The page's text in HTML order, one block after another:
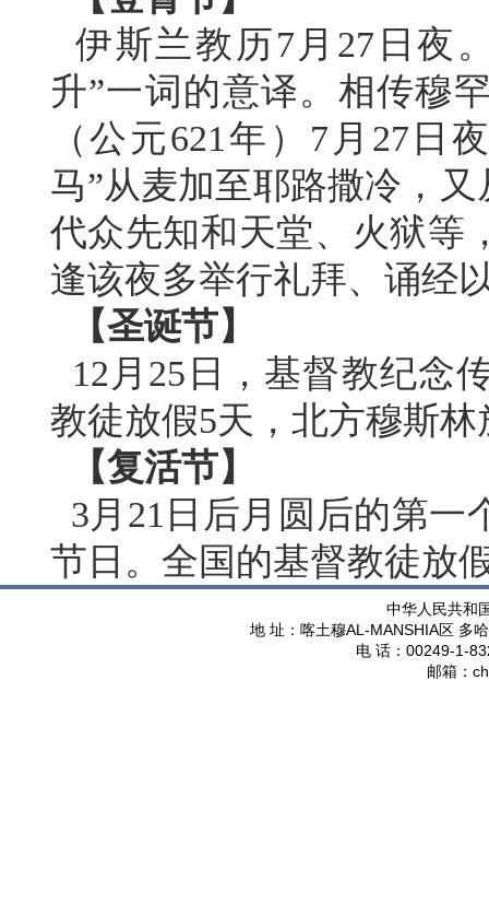
伊斯兰教历7月27日夜
升”一词的意译。相传穆
（公元621年）7月27日
马”从麦加至耶路撒冷，
代众先知和天堂、火狱等
逢该夜多举行礼拜、诵经
【圣诞节】
12月25日，基督教纪念
教徒放假5天，北方穆斯林
【复活节】
3月21日后月圆后的第一
节日。全国的基督教徒放
中华人民共和
地 址：喀土穆AL-MANSHIA区 多
电 话： 00249-1-
邮箱：